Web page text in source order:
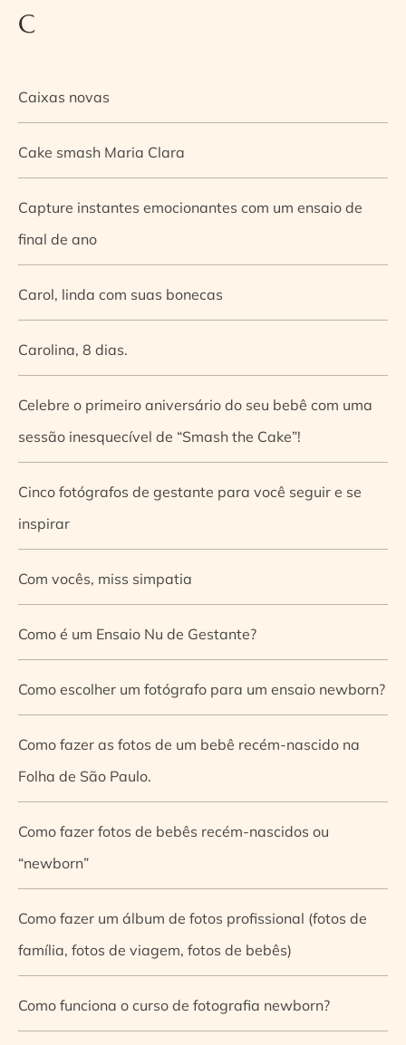
C
Caixas novas
Cake smash Maria Clara
Capture instantes emocionantes com um ensaio de
final de ano
Carol, linda com suas bonecas
Carolina, 8 dias.
Celebre o primeiro aniversário do seu bebê com uma
sessão inesquecível de “Smash the Cake”!
Cinco fotógrafos de gestante para você seguir e se
inspirar
Com vocês, miss simpatia
Como é um Ensaio Nu de Gestante?
Como escolher um fotógrafo para um ensaio newborn?
Como fazer as fotos de um bebê recém-nascido na
Folha de São Paulo.
Como fazer fotos de bebês recém-nascidos ou
“newborn”
Como fazer um álbum de fotos profissional (fotos de
família, fotos de viagem, fotos de bebês)
Como funciona o curso de fotografia newborn?